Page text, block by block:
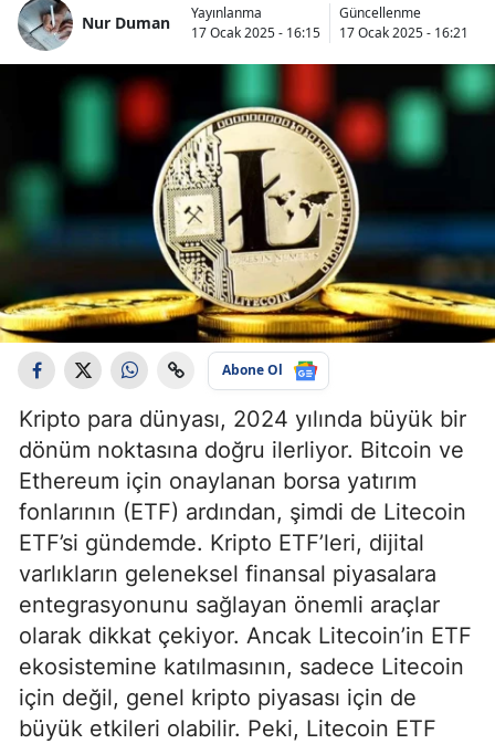
Nur Duman
Yayınlanma
17 Ocak 2025 - 16:15
Güncellenme
17 Ocak 2025 - 16:21
Abone Ol
Kripto para dünyası, 2024 yılında büyük bir
dönüm noktasına doğru ilerliyor. Bitcoin ve
Ethereum için onaylanan borsa yatırım
fonlarının (ETF) ardından, şimdi de Litecoin
ETF’si gündemde. Kripto ETF’leri, dijital
varlıkların geleneksel finansal piyasalara
entegrasyonunu sağlayan önemli araçlar
olarak dikkat çekiyor. Ancak Litecoin’in ETF
ekosistemine katılmasının, sadece Litecoin
için değil, genel kripto piyasası için de
büyük etkileri olabilir. Peki, Litecoin ETF